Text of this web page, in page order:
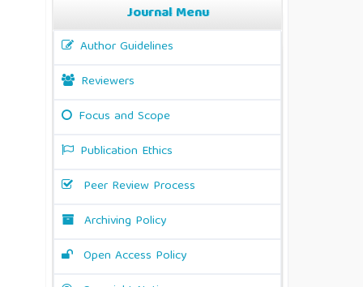
Journal Menu
Author Guidelines
Reviewers
Focus and Scope
Publication Ethics
Peer Review Process
Archiving Policy
Open Access Policy